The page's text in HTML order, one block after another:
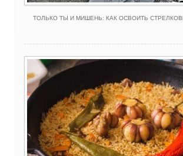
ТОЛЬКО ТЫ И МИШЕНЬ: КАК ОСВОИТЬ